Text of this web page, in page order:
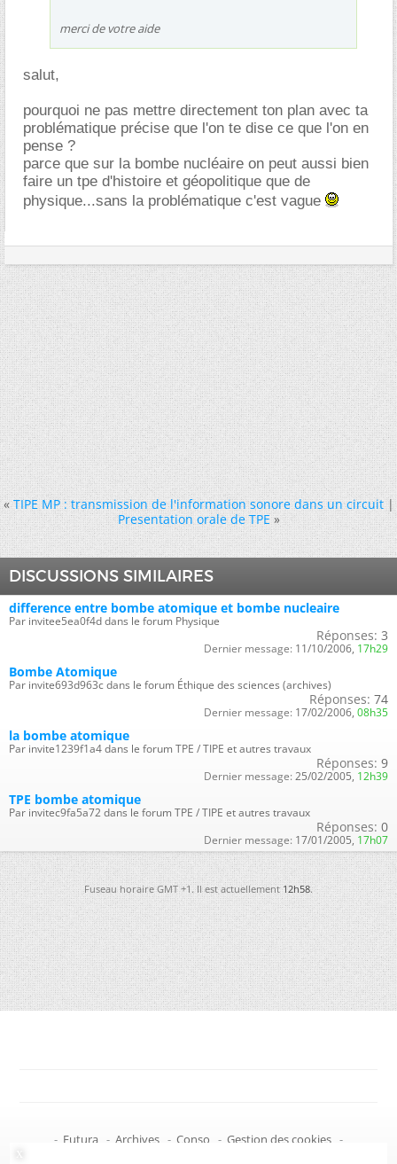
merci de votre aide
salut,
pourquoi ne pas mettre directement ton plan avec ta
problématique précise que l'on te dise ce que l'on en
pense ?
parce que sur la bombe nucléaire on peut aussi bien
faire un tpe d'histoire et géopolitique que de
physique...sans la problématique c'est vague
« TIPE MP : transmission de l'information sonore dans un circuit|
Presentation orale de TPE »
DISCUSSIONS SIMILAIRES
difference entre bombe atomique et bombe nucleaire
Par invitee5ea0f4d dans le forum Physique
Réponses: 3
Dernier message: 11/10/2006, 17h29
Bombe Atomique
Par invite693d963c dans le forum Éthique des sciences (archives)
Réponses: 74
Dernier message: 17/02/2006, 08h35
la bombe atomique
Par invite1239f1a4 dans le forum TPE / TIPE et autres travaux
Réponses: 9
Dernier message: 25/02/2005, 12h39
TPE bombe atomique
Par invitec9fa5a72 dans le forum TPE / TIPE et autres travaux
Réponses: 0
Dernier message: 17/01/2005, 17h07
Fuseau horaire GMT +1. Il est actuellement12h58.
- Futura - Archives - Conso - Gestion des cookies -